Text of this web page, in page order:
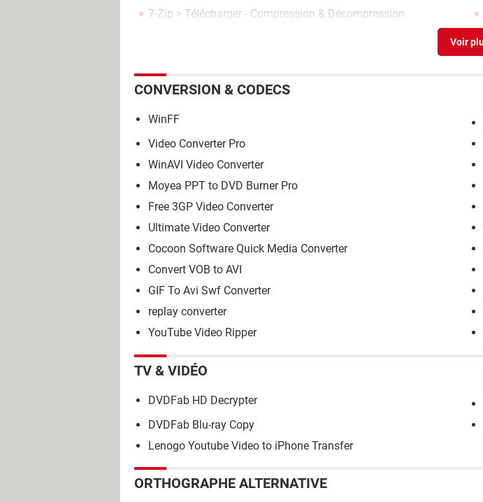
7-Zip > Télécharger - Compression & Décompression
CONVERSION & CODECS
WinFF
Video Converter Pro
WinAVI Video Converter
Moyea PPT to DVD Burner Pro
Free 3GP Video Converter
Ultimate Video Converter
Cocoon Software Quick Media Converter
Convert VOB to AVI
GIF To Avi Swf Converter
replay converter
YouTube Video Ripper
TV & VIDÉO
DVDFab HD Decrypter
DVDFab Blu-ray Copy
Lenogo Youtube Video to iPhone Transfer
ORTHOGRAPHE ALTERNATIVE